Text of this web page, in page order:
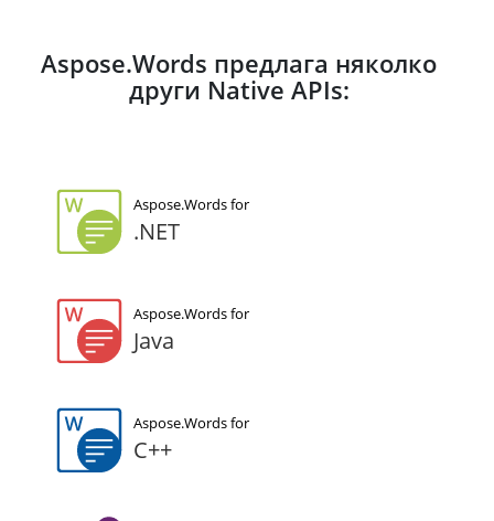
Aspose.Words предлага няколко
други Native APIs:
Aspose.Words for
.NET
Aspose.Words for
Java
Aspose.Words for
C++